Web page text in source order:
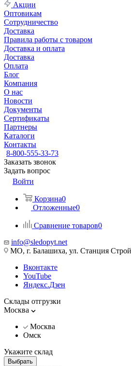
Акции
Оптовикам
Сотрудничество
Доставка
Правила работы с товаром
Доставка и оплата
Доставка
Оплата
Блог
Компания
О нас
Новости
Документы
Сертификаты
Партнеры
Каталоги
Контакты
8-800-555-33-73
Заказать звонок
Задать вопрос
Войти
Корзина0
Отложенные0
Сравнение товаров0
info@sledopyt.net
МО, г. Балашиха, ул. Станция
Вконтакте
YouTube
Яндекс.Дзен
Склады отгрузки
Москва
Москва
Омск
Укажите склад
Выбрать